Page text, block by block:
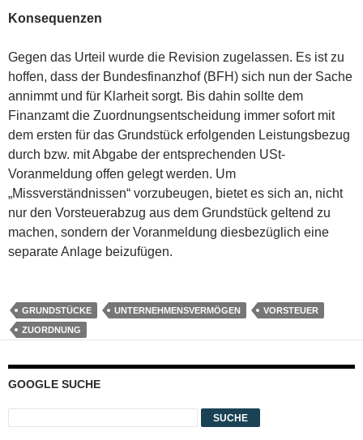
Konsequenzen
Gegen das Urteil wurde die Revision zugelassen. Es ist zu
hoffen, dass der Bundesfinanzhof (BFH) sich nun der Sache
annimmt und für Klarheit sorgt. Bis dahin sollte dem
Finanzamt die Zuordnungsentscheidung immer sofort mit
dem ersten für das Grundstück erfolgenden Leistungsbezug
durch bzw. mit Abgabe der entsprechenden USt-
Voranmeldung offen gelegt werden. Um
„Missverständnissen“ vorzubeugen, bietet es sich an, nicht
nur den Vorsteuerabzug aus dem Grundstück geltend zu
machen, sondern der Voranmeldung diesbezüglich eine
separate Anlage beizufügen.
GRUNDSTÜCKE UNTERNEHMENSVERMÖGEN
VORSTEUER
ZUORDNUNG
GOOGLE SUCHE